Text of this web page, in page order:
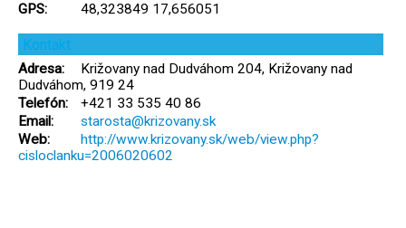
GPS:
48,323849 17,656051
Kontakt
Adresa:
Križovany nad Dudváhom 204, Križovany nad
Dudváhom, 919 24
Telefón:
+421 33 535 40 86
Email:
starosta@krizovany.sk
Web:
http://www.krizovany.sk/web/view.php?
cisloclanku=2006020602